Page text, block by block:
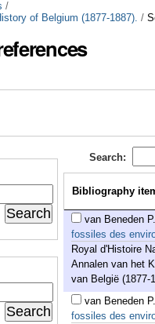
/
of Belgium (1877-1887). /
Search:
Bibliography
van Beneden P.
fossiles des
Royal d'Histoire
Annalen van het
van België (1877-
van Beneden P.
fossiles des